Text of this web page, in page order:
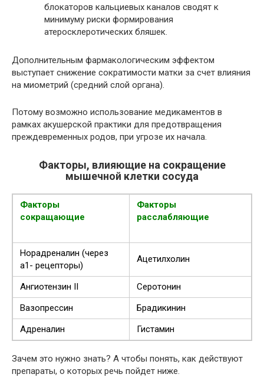
блокаторов кальциевых каналов сводят к
минимуму риски формирования
атеросклеротических бляшек.
Дополнительным фармакологическим эффектом
выступает снижение сократимости матки за счет влияния
на миометрий (средний слой органа).
Потому возможно использование медикаментов в
рамках акушерской практики для предотвращения
преждевременных родов, при угрозе их начала.
Факторы, влияющие на сокращение
мышечной клетки сосуда
Факторы
сокращающие
Факторы
расслабляющие
Норадреналин (через
а1- рецепторы)
Ацетилхолин
Ангиотензин II
Серотонин
Вазопрессин
Брадикинин
Адреналин
Гистамин
Зачем это нужно знать? А чтобы понять, как действуют
препараты, о которых речь пойдет ниже.